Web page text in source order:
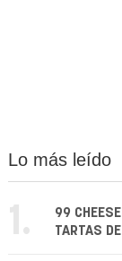
Lo más leído
1.
99
TARTAS